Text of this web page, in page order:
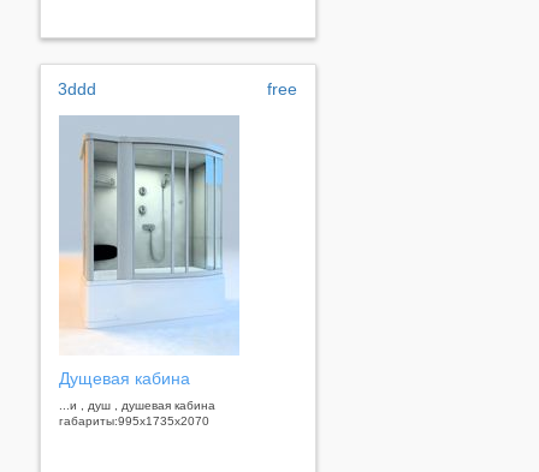
3ddd free
Дущевая кабина
...и , душ , душевая кабина
габариты:995х1735х2070